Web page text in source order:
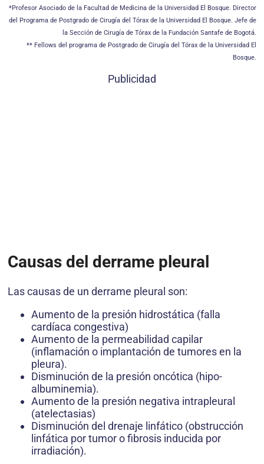
*Profesor Asociado de la Facultad de Medicina de la Universidad El Bosque. Director
del Programa de Postgrado de Cirugía del Tórax de la Universidad El Bosque. Jefe de
la Sección de Cirugía de Tórax de la Fundación Santafe de Bogotá.
** Fellows del programa de Postgrado de Cirugía del Tórax de la Universidad El
Bosque.
Publicidad
Causas del derrame pleural
Las causas de un derrame pleural son:
Aumento de la presión hidrostática (falla
cardíaca congestiva)
Aumento de la permeabilidad capilar
(inflamación o implantación de tumores en la
pleura).
Disminución de la presión oncótica (hipo-
albuminemia).
Aumento de la presión negativa intrapleural
(atelectasias)
Disminución del drenaje linfático (obstrucción
linfática por tumor o fibrosis inducida por
irradiación).